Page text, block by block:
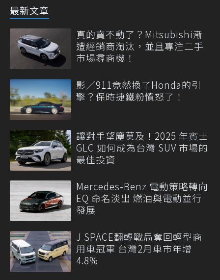
最新文章
真的賣不動了？Mitsubishi漸
遭經銷商淘汰，並且專注二手
市場尋商機！
影／911竟然換了Honda的引
擎？保時捷鐵粉憤怒了！
讓對手望塵莫及！2025 年賓士
GLC 如何成為台灣 SUV 市場的
最佳投資
Mercedes-Benz 電動策略轉向
EQ 命名淡出 燃油與電動並行
發展
J SPACE翻轉戰局奪回輕型商
用車冠軍 台灣2月車市年增
4.8%